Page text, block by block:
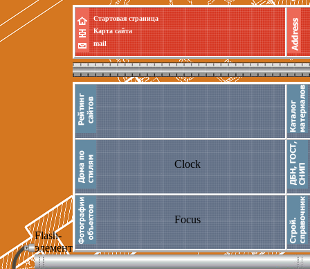
Flash-
элемент
Стартовая страница
Карта сайта
mail
Clock
Focus